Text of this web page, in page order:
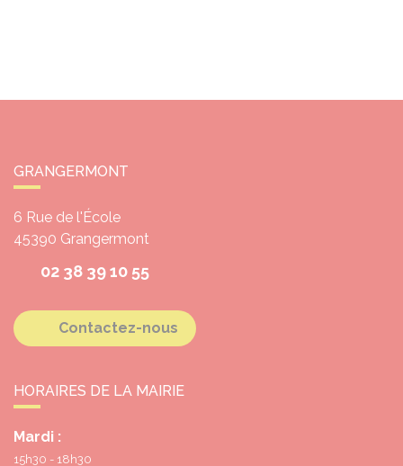
GRANGERMONT
6 Rue de l'École
45390 Grangermont
02 38 39 10 55
Contactez-nous
HORAIRES DE LA MAIRIE
Mardi :
15h30 - 18h30